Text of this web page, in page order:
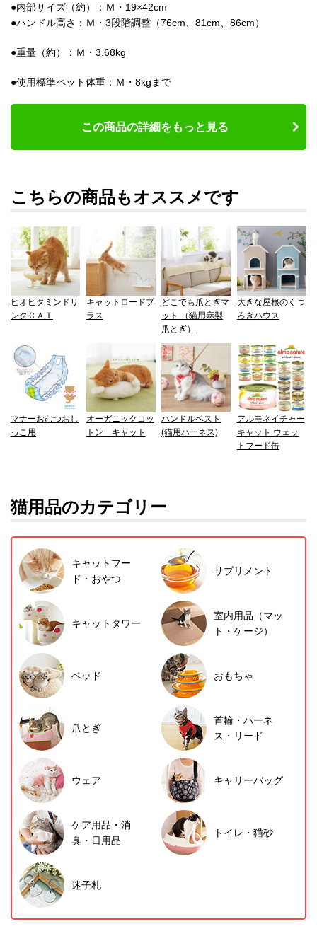
●内部サイズ（約）：Ｍ・19×42cm
●ハンドル高さ：Ｍ・3段階調整（76cm、81cm、86cm）
●重量（約）：Ｍ・3.68kg
●使用標準ペット体重：Ｍ・8kgまで
この商品の詳細をもっと見る
こちらの商品もオススメです
ビオビタミンドリ
ンクＣＡＴ
キャットロードプ
ラス
どこでも爪とぎマ
ット （猫用麻製
爪とぎ）
大きな屋根のくつ
ろぎハウス
マナーおむつおし
っこ用
オーガニックコッ
トン キャット
ハンドルベスト
(猫用ハーネス)
アルモネイチャー
キャット ウェッ
トフード缶
猫用品のカテゴリー
キャットフー
ド・おやつ
サプリメント
キャットタワー
室内用品（マッ
ト・ケージ）
ベッド おもちゃ
爪とぎ
首輪・ハーネ
ス・リード
ウェア キャリーバッグ
ケア用品・消
臭・日用品
トイレ・猫砂
迷子札